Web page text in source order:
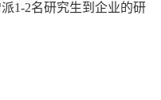
1-2名研究生到企业的研